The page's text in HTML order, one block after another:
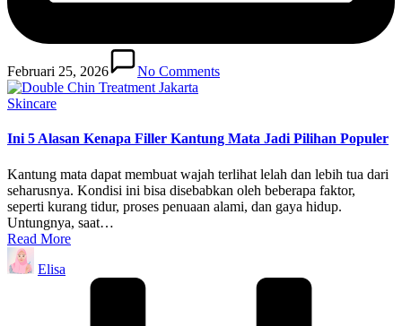
Februari 25, 2026 No Comments
Posted
Skincare
Ini 5 Alasan Kenapa Filler Kantung Mata Jadi Pilihan Populer
Kantung mata dapat membuat wajah terlihat lelah dan lebih tua dari
seharusnya. Kondisi ini bisa disebabkan oleh beberapa faktor,
seperti kurang tidur, proses penuaan alami, dan gaya hidup.
Untungnya, saat…
Read More
Posted
by
Elisa